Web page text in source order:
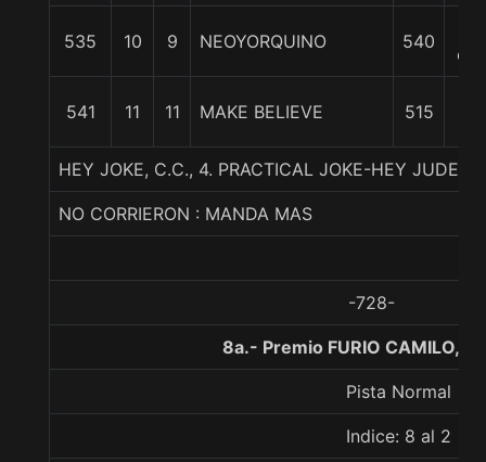
535 10 9 NEOYORQUINO 540
541 11 11 MAKE BELIEVE 515
HEY JOKE, C.C., 4. PRACTICAL JOKE-HEY JUDE-
NO CORRIERON : MANDA MAS
-728-
8a.- Premio FURIO CAMILO,
Pista Normal
Indice: 8 al 2